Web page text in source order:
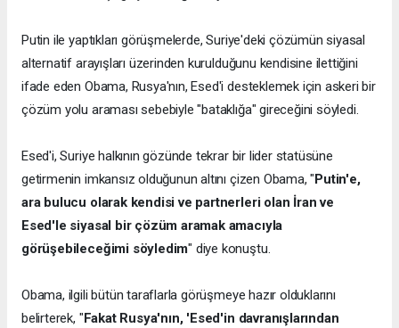
Putin ile yaptıkları görüşmelerde, Suriye'deki çözümün siyasal
alternatif arayışları üzerinden kurulduğunu kendisine ilettiğini
ifade eden Obama, Rusya'nın, Esed'i desteklemek için askeri bir
çözüm yolu araması sebebiyle "bataklığa" gireceğini söyledi.
Esed'i, Suriye halkının gözünde tekrar bir lider statüsüne
getirmenin imkansız olduğunun altını çizen Obama, "Putin'e,
ara bulucu olarak kendisi ve partnerleri olan İran ve
Esed'le siyasal bir çözüm aramak amacıyla
görüşebileceğimi söyledim" diye konuştu.
Obama, ilgili bütün taraflarla görüşmeye hazır olduklarını
belirterek, "Fakat Rusya'nın, 'Esed'in davranışlarından